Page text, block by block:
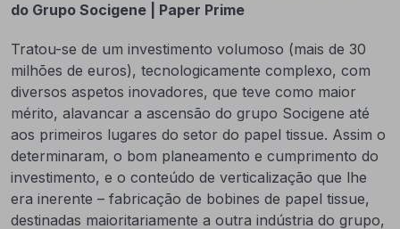
do Grupo Socigene | Paper Prime
Tratou-se de um investimento volumoso (mais de 30
milhões de euros), tecnologicamente complexo, com
diversos aspetos inovadores, que teve como maior
mérito, alavancar a ascensão do grupo Socigene até
aos primeiros lugares do setor do papel tissue. Assim o
determinaram, o bom planeamento e cumprimento do
investimento, e o conteúdo de verticalização que lhe
era inerente – fabricação de bobines de papel tissue,
destinadas maioritariamente a outra indústria do grupo,